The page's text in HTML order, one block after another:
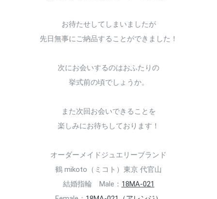
お待たせしてしまいましたが
先日無事にご納品することができました！
次にお会いするのはおふたりの
挙式前の頃でしょうか。
また次回お会いできることを
楽しみにお待ちしております！
オーダーメイドジュエリーブランド
鶴 mikoto（ミコト）東京 代官山
結婚指輪 Male： 18MA-021